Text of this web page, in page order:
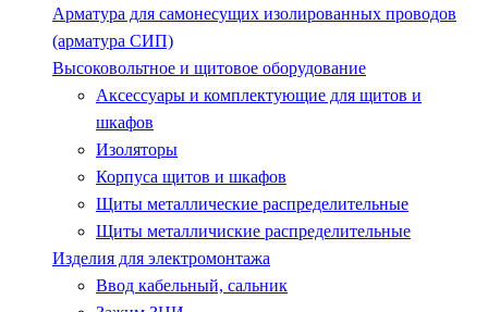
Арматура для самонесущих изолированных проводов
(арматура СИП)
Высоковольтное и щитовое оборудование
Аксессуары и комплектующие для щитов и
шкафов
Изоляторы
Корпуса щитов и шкафов
Щиты металлические распределительные
Щиты металличиские распределительные
Изделия для электромонтажа
Ввод кабельный, сальник